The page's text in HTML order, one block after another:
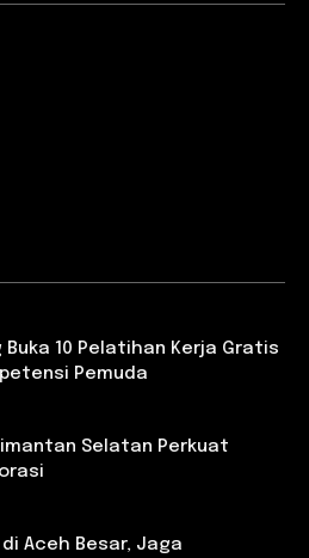
Buka 10 Pelatihan Kerja Gratis
Pemuda
Selatan Perkuat
Aceh Besar, Jaga